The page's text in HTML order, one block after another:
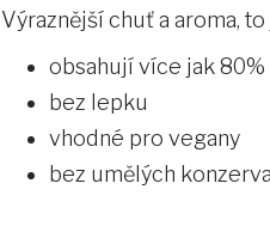
Výraznější chuť a aroma,
obsahují více jak
bez lepku
vhodné pro vegany
bez umělých